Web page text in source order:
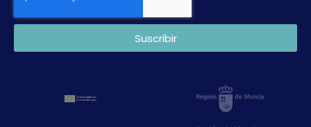
Suscribir